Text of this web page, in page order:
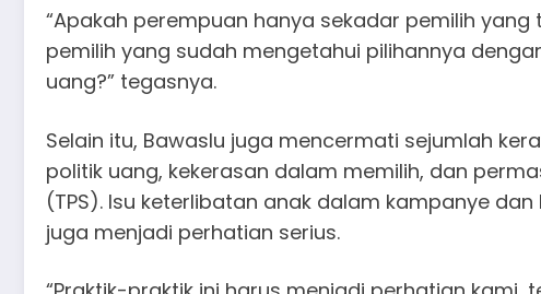
“Apakah perempuan hanya sekadar pemilih
pemilih yang sudah mengetahui pilihannya
uang?” tegasnya.
Selain itu, Bawaslu juga mencermati sejumlah
politik uang, kekerasan dalam memilih, dan
(TPS). Isu keterlibatan anak dalam kampanye
juga menjadi perhatian serius.